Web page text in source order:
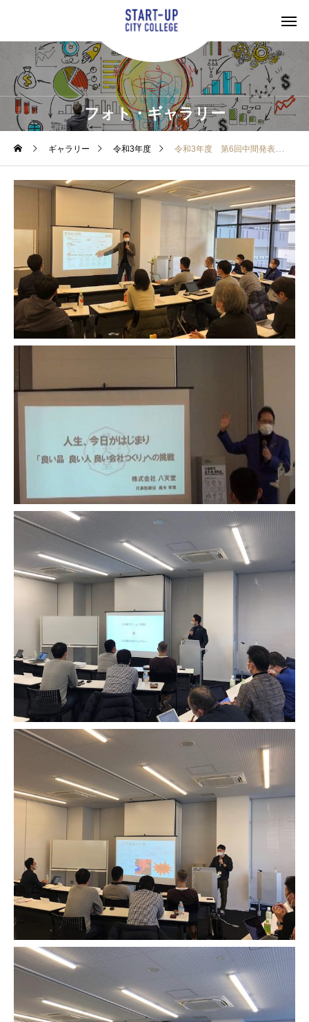
フォト・ギャラリー
ギャラリー 令和3年度 令和3年度 第6回中間発表